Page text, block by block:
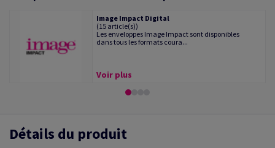
Image Impact Digital
(15 article(s))
Les enveloppes Image Impact sont disponibles
dans tous les formats coura...
Voir plus
Détails du produit